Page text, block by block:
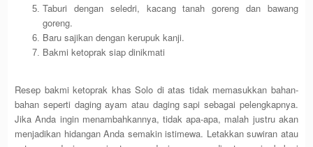
Taburi dengan seledri, kacang tanah goreng dan bawang
goreng.
Baru sajikan dengan kerupuk kanji.
Bakmi ketoprak siap dinikmati
Resep bakmi ketoprak khas Solo di atas tidak memasukkan bahan-
bahan seperti daging ayam atau daging sapi sebagai pelengkapnya.
Jika Anda ingin menambahkannya, tidak apa-apa, malah justru akan
menjadikan hidangan Anda semakin istimewa. Letakkan suwiran atau